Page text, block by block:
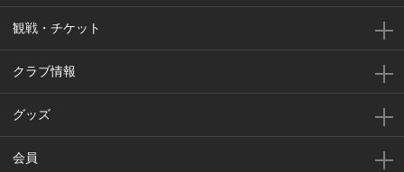
観戦・チケット
クラブ情報
グッズ
会員